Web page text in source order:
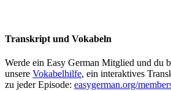
Transkript und Vokabeln
Werde ein Easy German Mitglied und du
unsere Vokabelhilfe, ein interaktives
zu jeder Episode: easygerman.org/